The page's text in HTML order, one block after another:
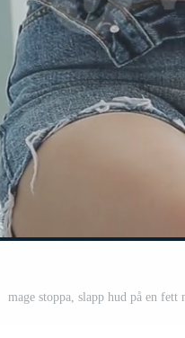
mage stoppa, slapp hud på en